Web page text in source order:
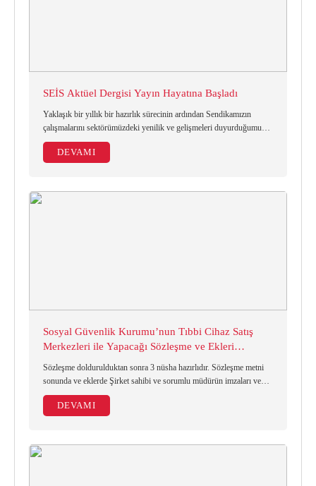
SEİS Aktüel Dergisi Yayın Hayatına Başladı
Yaklaşık bir yıllık bir hazırlık sürecinin ardından Sendikamızın
çalışmalarını sektörümüzdeki yenilik ve gelişmeleri duyurduğumuz
SEİS Aktüel dergisi yayın hayatına başladı.
DEVAMI
Sosyal Güvenlik Kurumu’nun Tıbbi Cihaz Satış
Merkezleri ile Yapacağı Sözleşme ve Ekleri
Sözleşme doldurulduktan sonra 3 nüsha hazırlıdır. Sözleşme metni
sonunda ve eklerde Şirket sahibi ve sorumlu müdürün imzaları ve
şirket kaşesi gerekmektedir.
DEVAMI